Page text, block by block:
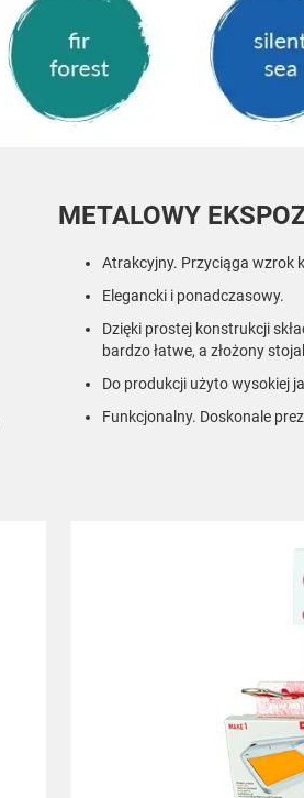
METALOWY
Atrakcyjny. Przyciąga wzrok
Elegancki i ponadczasowy.
Dzięki prostej konstrukcji
bardzo łatwe, a złożony
Do produkcji użyto wysokiej
Funkcjonalny. Doskonale